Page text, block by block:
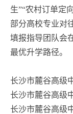
生”“农村订单定
部分高校专业对
填报指导团队会
最优升学路径。
长沙市麓谷高级
长沙市麓谷高级
长沙市麓谷高级